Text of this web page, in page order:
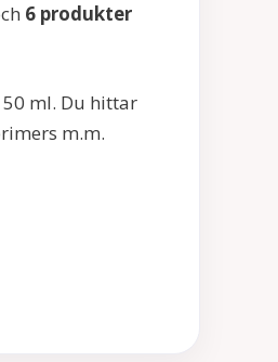
6 produkter
ml. Du hittar
m.m.